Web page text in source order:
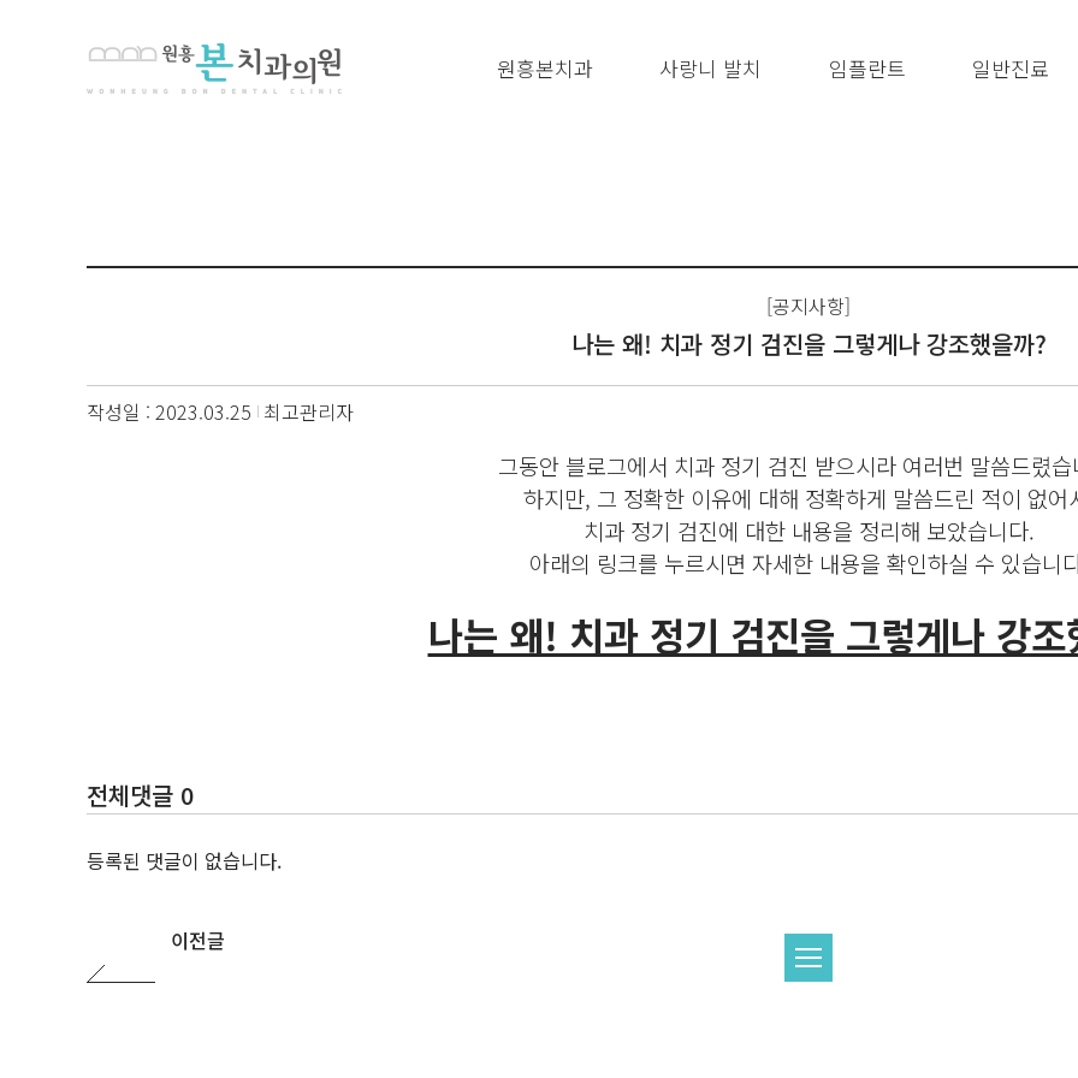
원흥본치과 사랑니 발치 임플란트 일반진료
[공지사항]
나는 왜! 치과 정기 검진을 그렇게나 강조했을까?
작성일 : 2023.03.25 최고관리자
그동안 블로그에서 치과 정기 검진 받으시라 여러번 말씀드렸습
하지만, 그 정확한 이유에 대해 정확하게 말씀드린 적이 없어
치과 정기 검진에 대한 내용을 정리해 보았습니다.
아래의 링크를 누르시면 자세한 내용을 확인하실 수 있습니
나는 왜! 치과 정기 검진을 그렇게나 강조
전체댓글 0
등록된 댓글이 없습니다.
이전글